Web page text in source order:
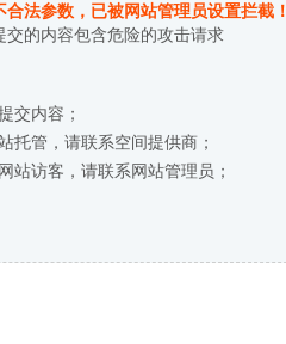
法参数，已被网站管理员设置拦截！
交的内容包含危险的攻击请求
交内容；
托管，请联系空间提供商；
站访客，请联系网站管理员；